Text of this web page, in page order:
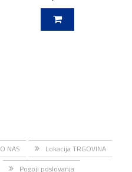
O NAS
Lokacija TRGOVINA
Pogoji poslovanja